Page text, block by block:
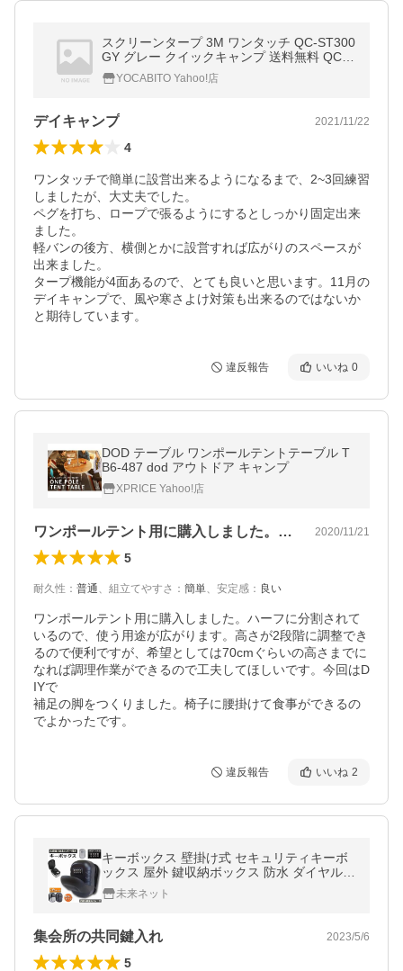
スクリーンタープ 3M ワンタッチ QC-ST300
GY グレー クイックキャンプ 送料無料 QCT
ARP キャンプ アウトドア
YOCABITO Yahoo!店
デイキャンプ 2021/11/22
4
ワンタッチで簡単に設営出来るようになるまで、2~3回練習
しましたが、大丈夫でした。
ペグを打ち、ロープで張るようにするとしっかり固定出来
ました。
軽バンの後方、横側とかに設営すれば広がりのスペースが
出来ました。
タープ機能が4面あるので、とても良いと思います。11月の
デイキャンプで、風や寒さよけ対策も出来るのではないか
と期待しています。
違反報告 いいね 0
DOD テーブル ワンポールテントテーブル T
B6-487 dod アウトドア キャンプ
XPRICE Yahoo!店
ワンポールテント用に購入しました。ハー… 2020/11/21
5
耐久性 ： 普通、 組立てやすさ ： 簡単、 安定感 ： 良い
ワンポールテント用に購入しました。ハーフに分割されて
いるので、使う用途が広がります。高さが2段階に調整でき
るので便利ですが、希望としては70cmぐらいの高さまでに
なれば調理作業ができるので工夫してほしいです。今回はD
IYで
補足の脚をつくりました。椅子に腰掛けて食事ができるの
でよかったです。
違反報告 いいね 2
キーボックス 壁掛け式 セキュリティキーボ
ックス 屋外 鍵収納ボックス 防水 ダイヤル式
暗証番号 ロックポケット 南京錠式 盗難防止
侵入対策
未来ネット
集会所の共同鍵入れ 2023/5/6
5